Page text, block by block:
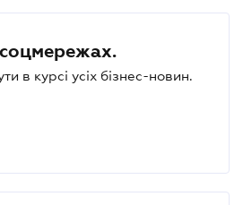
в курсі усіх бізнес-новин.